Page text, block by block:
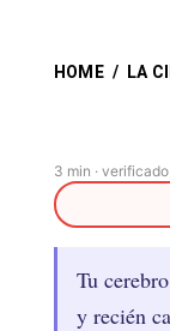
HOME / LA
3 min · verificado
Tu
y recién